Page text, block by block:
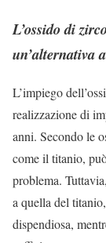
L’ossido di
un’alternativa
L’impiego
realizzazione di
anni. Secondo le
come il titanio,
problema.
a quella del
dispendiosa,